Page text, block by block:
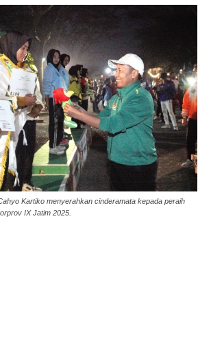
Kartiko menyerahkan cinderamata kepada peraih
IX Jatim 2025.